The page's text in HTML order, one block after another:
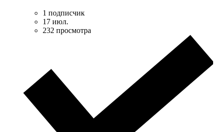
1 подписчик
17 июл.
232 просмотра